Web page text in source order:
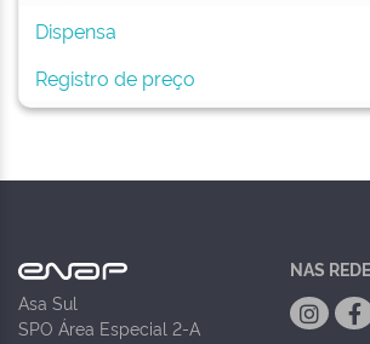
Dispensa
Registro de preço
Asa Sul
SPO Área Especial 2-A
NAS